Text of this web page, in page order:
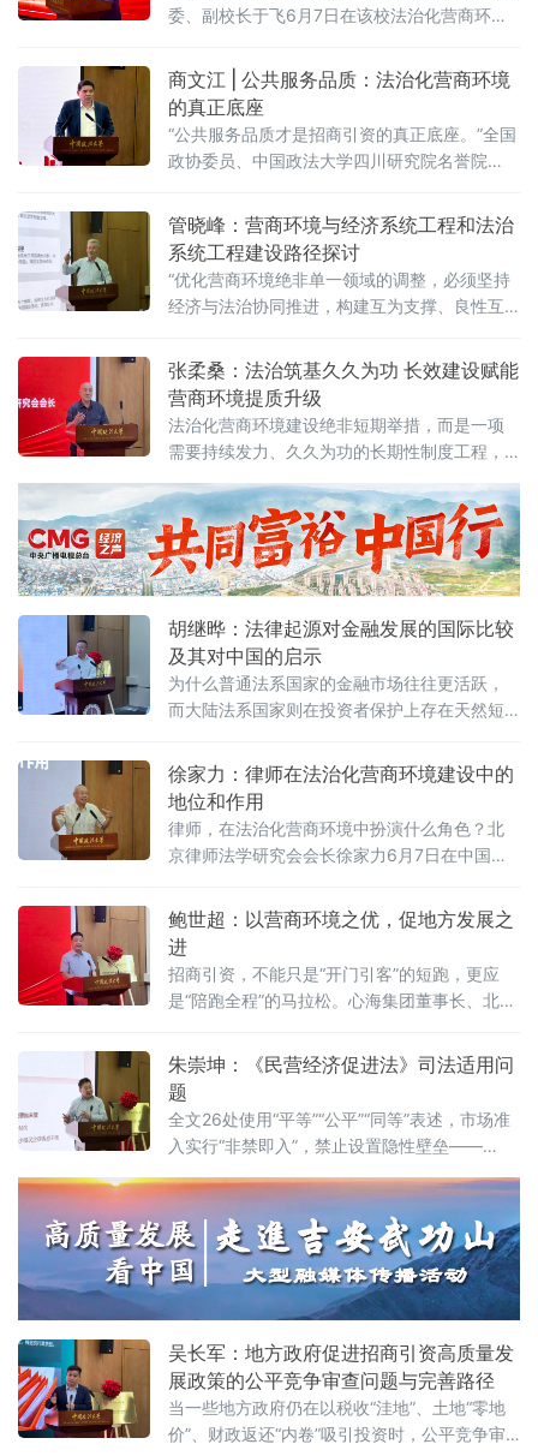
委、副校长于飞6月7日在该校法治化营商环境
商环境的核心要义在于法治化保障——因为法
治提供明确的预期。当天，中国政法大学法治
化营商环境建设与数字金融研究中心在京正式
成立，同步启动“法治筑基、商业有序——地方
政府促进招商引资和高质量发展路径”法治化营
商文江 | 公共服务品质：法治化营商环境
的真正底座
“公共服务品质才是招商引资的真正底座。”全国
政协委员、中国政法大学四川研究院名誉院
营商环境建设与数字金融研究中心揭牌仪式上
作出上述表示。他指出，《公平竞争审查条
例》施行后，各地招商引资的竞争焦点已从“拼
政策洼地”转向“拼服务高地”“拼法治高地”，长期
稳定、高效透明的法治环境与公共服务成为吸
管晓峰：营商环境与经济系统工程和法治
系统工程建设路径探讨
“优化营商环境绝非单一领域的调整，必须坚持
经济与法治协同推进，构建互为支撑、良性互
教授管晓峰6月7日在中国政法大学法治化营商
环境建设与数字金融研究中心揭牌仪式上作出
上述表示。他在题为《营商环境与经济、法治
系统工程建设路径探讨》的主题演讲中，系统
阐述以系统工程思维推进营商环境建设的理论
框架与实践路径。管晓峰从市场发展环境问
张柔桑：法治筑基久久为功 长效建设赋能
营商环境提质升级
法治化营商环境建设绝非短期举措，而是一项
需要持续发力、久久为功的长期性制度工程，
展的根本路径。
胡继晔：法律起源对金融发展的国际比较
及其对中国的启示
为什么普通法系国家的金融市场往往更活跃，
而大陆法系国家则在投资者保护上存在天然短
长背后是否隐藏着法治短板？中国政法大学商
学院教授、法治化营商环境建设与数字金融研
究课题组组长胡继晔6月7日在该校研究中心揭
牌仪式既同期举办的“法治筑基、商业有序——
地方政府促进招商引资和高质量发展路径”法治
以
徐家力：律师在法治化营商环境建设中的
地位和作用
律师，在法治化营商环境中扮演什么角色？北
京律师法学研究会会长徐家力6月7日在中国政
心揭牌仪式既同期举办的“法治筑基、商业有序
——地方政府促进招商引资和高质量发展路
径”法治化营商环境建设（公益）大讲堂2026首
期活动上给出明确答案：律师不仅是法律的实
践者，更是连接政府、市场与司法的法治纽
法治化水
鲍世超：以营商环境之优，促地方发展之
进
招商引资，不能只是“开门引客”的短跑，更应
是“陪跑全程”的马拉松。心海集团董事长、北京
行会长鲍世超6月7日在中国政法大学法治化营
商环境建设与数字金融研究中心揭牌仪式既同
期举办的“法治筑基、商业有序——地方政府促
进招商引资和高质量发展路径”法治化营商环境
建设（公益）大讲堂2026首期活动上，以企业
家视角道出法治化营商环境的真谛：“一个
朱崇坤：《民营经济促进法》司法适用问
题
全文26处使用“平等”“公平”“同等”表述，市场准
入实行“非禁即入”，禁止设置隐性壁垒——
经济促进法》被寄予厚望。然而，北京企业法
治与发展研究会副会长朱崇坤6月7日在中国政
法大学法治化营商环境建设与数字金融研究中
心揭牌仪式既同期举办的“法治筑基、商业有序
——地方政府促进招商引资和高质量发展路
吴长军：地方政府促进招商引资高质量发
展政策的公平竞争审查问题与完善路径
当一些地方政府仍在以税收“洼地”、土地“零地
价”、财政返还“内卷”吸引投资时，公平竞争审